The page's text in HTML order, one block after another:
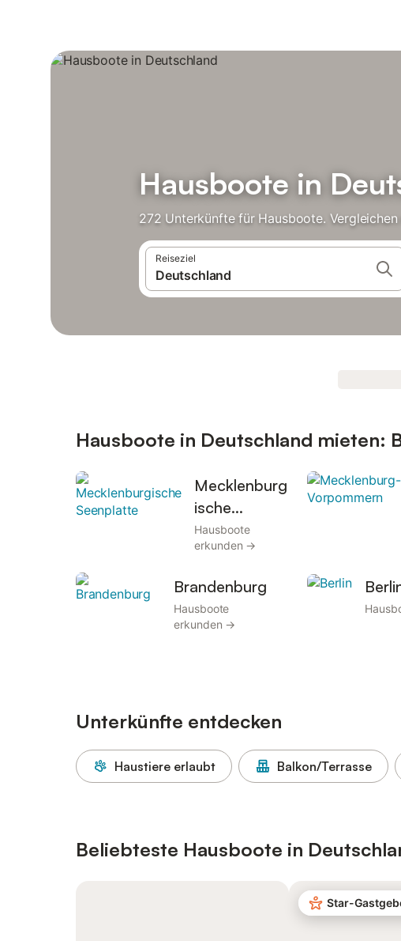
Hausboote in
272 Unterkünfte für Hausboote.
Reiseziel
Hausboote in Deutschland mieten:
Mecklenburg
ische
Seenplatte
Hausboote
erkunden →
Brandenburg
Hausboote
erkunden →
Unterkünfte entdecken
Haustiere erlaubt Balkon/Terrasse
Beliebteste Hausboote in
Star-